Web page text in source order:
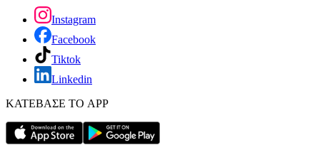
Instagram
Facebook
Tiktok
Linkedin
ΚΑΤΕΒΑΣΕ ΤΟ APP